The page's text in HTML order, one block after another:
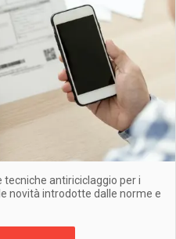
tecniche antiriciclaggio per i
novità introdotte dalle norme e